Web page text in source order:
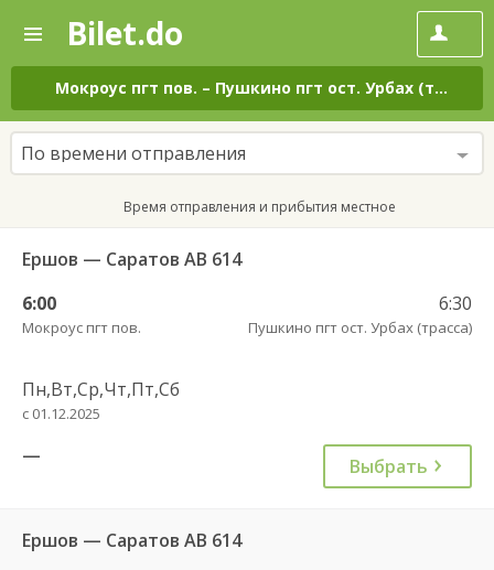
—
Поиск
и
покупка
билетов
на
автобус
онлайн
Bilet.do
Мокроус пгт пов. – Пушкино пгт ост. Урбах (трасса)
По времени отправления
Время отправления и прибытия местное
Ершов — Саратов АВ 614
6:00
Мокроус пгт пов.
6:30
Пушкино пгт ост. Урбах (трасса)
Пн,Вт,Ср,Чт,Пт,Сб
с 01.12.2025
— Выбрать
Ершов — Саратов АВ 614